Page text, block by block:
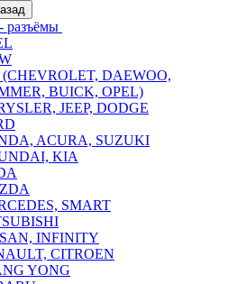
разъёмы
DAEWOO,
BUICK, OPEL)
JEEP, DODGE
ACURA, SUZUKI
KIA
SMART
INFINITY
CITROEN
YONG